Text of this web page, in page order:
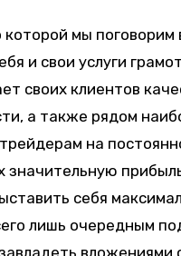
которой мы
и свои услуги
своих клиентов
а также рядом
на
значительную
себя
лишь очередным
вложениями